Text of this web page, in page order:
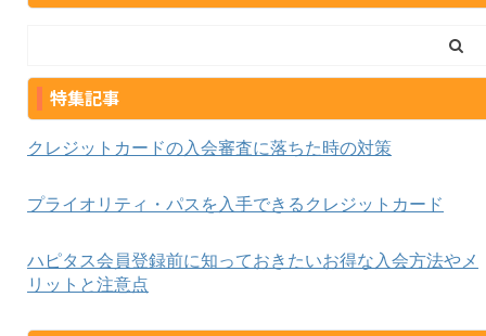
特集記事
クレジットカードの入会審査に落ちた時の対策
プライオリティ・パスを入手できるクレジットカード
ハピタス会員登録前に知っておきたいお得な入会方法やメ
リットと注意点